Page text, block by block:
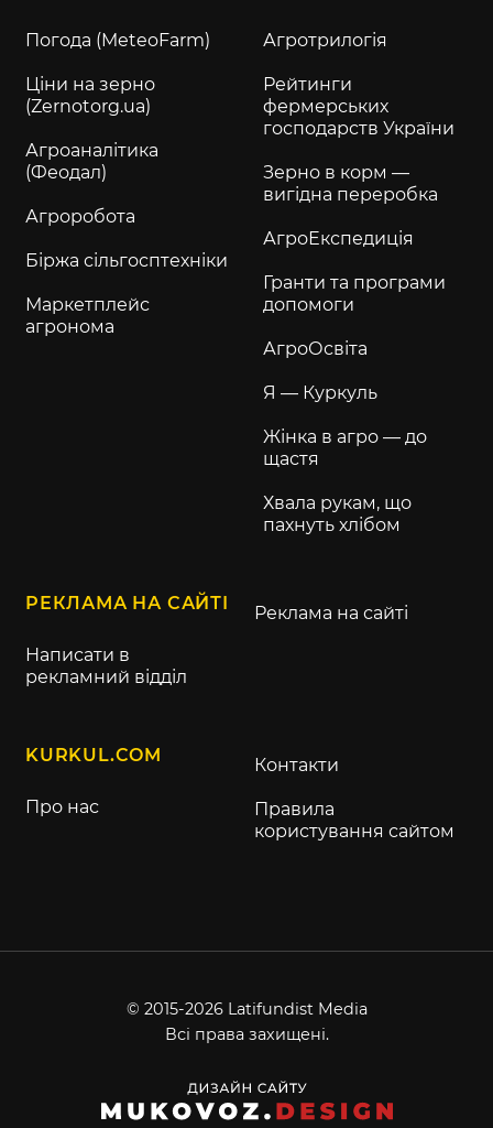
Погода (MeteoFarm)
Ціни на зерно
(Zernotorg.ua)
Агроаналітика
(Феодал)
Агроробота
Біржа сільгосптехніки
Маркетплейс
агронома
Агротрилогія
Рейтинги
фермерських
господарств України
Зерно в корм —
вигідна переробка
АгроЕкспедиція
Гранти та програми
допомоги
АгроОсвіта
Я — Куркуль
Жінка в агро — до
щастя
Хвала рукам, що
пахнуть хлібом
РЕКЛАМА НА САЙТІ
Написати в
рекламний відділ
Реклама на сайті
KURKUL.COM
Про нас
Контакти
Правила
користування сайтом
© 2015-2026 Latifundist Media
Всі права захищені.